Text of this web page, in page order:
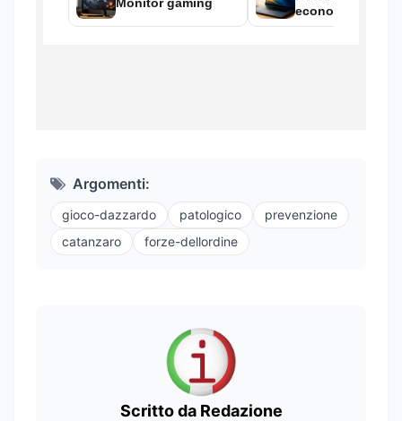
Argomenti:
gioco-dazzardo patologico
prevenzione
catanzaro
forze-dellordine
Scritto da Redazione